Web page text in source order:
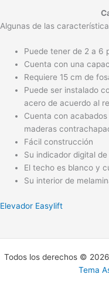
Algunas de las
Puede tener de 2 a 6
Cuenta con una
Requiere 15 cm de
Puede ser instalado
acero de acuerdo al
Cuenta con
maderas
Fácil construcción
Su indicador digital
El techo es blanco y
Su interior de
Elevador Easylift
Todos los derechos ©
Tema